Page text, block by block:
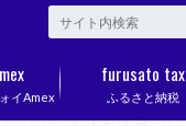
イAmex ふるさと納税
furusato tax